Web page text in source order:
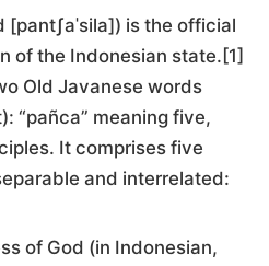
is the official
of the Indonesian state.[1]
Old Javanese words
“pañca” meaning five,
It comprises five
and interrelated:
of God (in Indonesian,